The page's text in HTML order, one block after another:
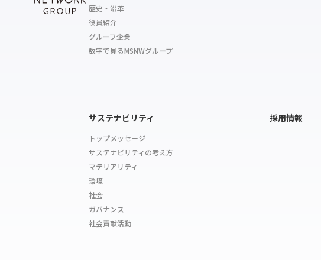
歴史・沿革
役員紹介
グループ企業
数字で見るMSNWグループ
サステナビリティ
トップメッセージ
サステナビリティの考え方
マテリアリティ
環境
社会
ガバナンス
社会貢献活動
採用情報